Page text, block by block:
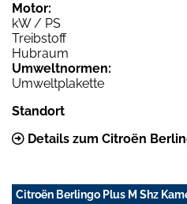
Motor:
kW / PS
Treibstoff
Hubraum
Umweltnormen:
Umweltplakette
Standort
Details zum Citroën
Citroën Berlingo Plus M Shz